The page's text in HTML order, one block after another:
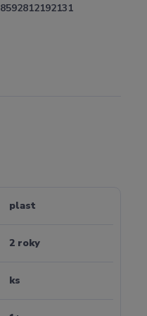
8592812192131
plast
2 roky
ks